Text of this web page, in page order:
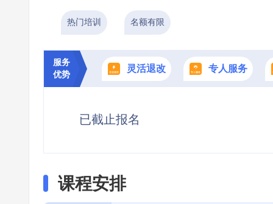
热门培训 名额有限
服务
优势
灵活退改 专人服务
已截止报名
课程安排